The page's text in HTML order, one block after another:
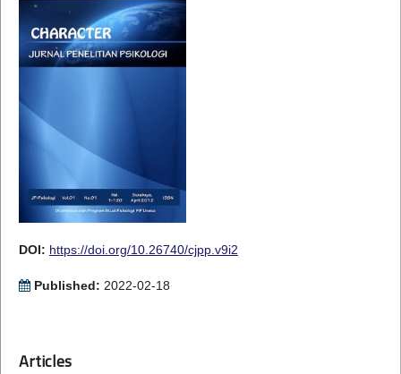
DOI: https://doi.org/10.26740/cjpp.v9i2
Published: 2022-02-18
Articles